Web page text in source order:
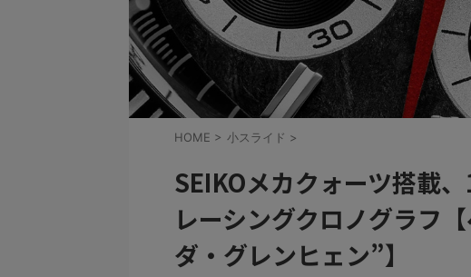
HOME > 小スライド >
SEIKOメカクォーツ搭載
レーシングクロノグラフ
ダ・グレンヒェン”】